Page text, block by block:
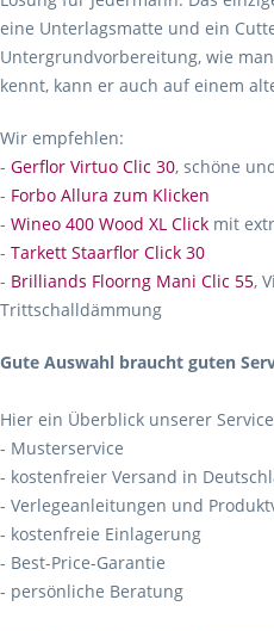
eine Unterlagsmatte und ein
Untergrundvorbereitung, wie
kennt, kann er auch auf einem
Wir empfehlen:
- Gerflor Virtuo Clic 30, schöne
- Forbo Allura zum Klicken
- Wineo 400 Wood XL Click mit
- Tarkett Staarflor Click 30
- Brilliands Floorng Mani Clic 55,
Trittschalldämmung
Gute Auswahl braucht guten
Hier ein Überblick unserer
- Musterservice
- kostenfreier Versand in
- Verlegeanleitungen und
- kostenfreie Einlagerung
- Best-Price-Garantie
- persönliche Beratung